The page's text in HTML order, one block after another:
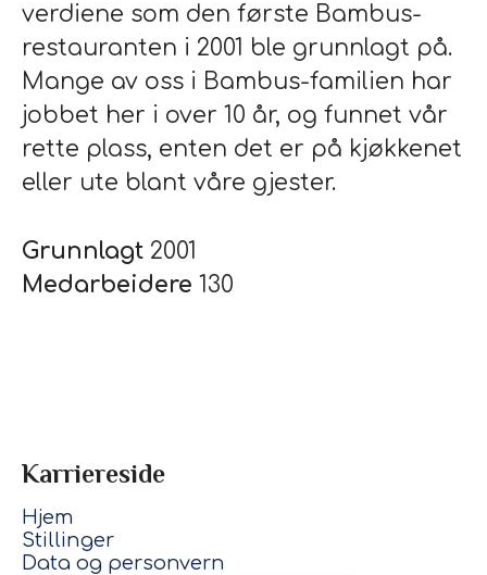
verdiene som den første Bambus-
restauranten i 2001 ble grunnlagt på.
Mange av oss i Bambus-familien har
jobbet her i over 10 år, og funnet vår
rette plass, enten det er på kjøkkenet
eller ute blant våre gjester.
Grunnlagt 2001
Medarbeidere 130
Karriereside
Hjem
Stillinger
Data og personvern